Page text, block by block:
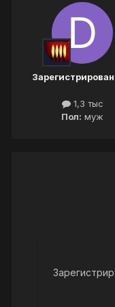
1,3 тыс
Пол: муж